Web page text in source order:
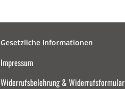
Gesetzliche Informationen
Impressum
Widerrufsbelehrung & Widerrufsformular